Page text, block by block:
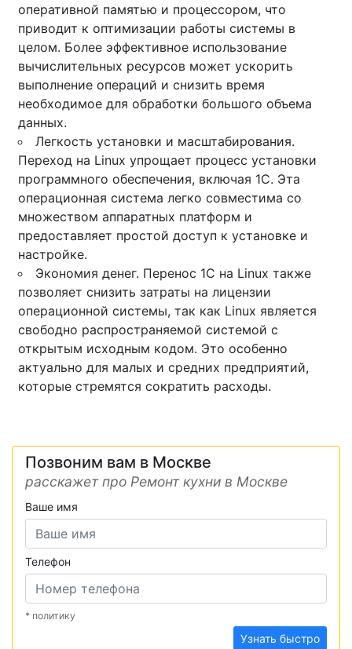
оперативной памятью и процессором, что
приводит к оптимизации работы системы в
целом. Более эффективное использование
вычислительных ресурсов может ускорить
выполнение операций и снизить время
необходимое для обработки большого объема
данных.
Легкость установки и масштабирования.
Переход на Linux упрощает процесс установки
программного обеспечения, включая 1C. Эта
операционная система легко совместима со
множеством аппаратных платформ и
предоставляет простой доступ к установке и
настройке.
Экономия денег. Перенос 1С на Linux также
позволяет снизить затраты на лицензии
операционной системы, так как Linux является
свободно распространяемой системой с
открытым исходным кодом. Это особенно
актуально для малых и средних предприятий,
которые стремятся сократить расходы.
Позвоним вам в Москве
расскажет про Ремонт кухни в Москве
Ваше имя
Телефон
* политику
Узнать быстро